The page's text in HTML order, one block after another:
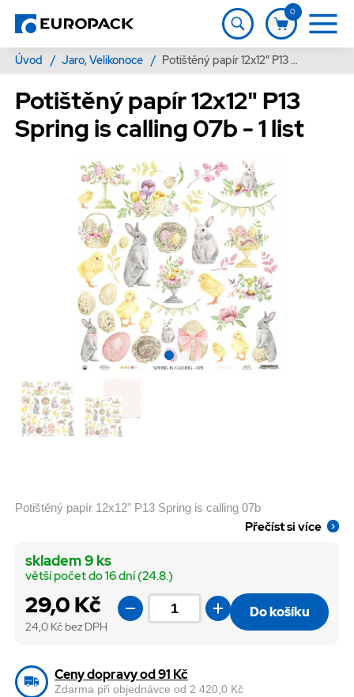
0
Úvod / Jaro, Velikonoce / Potištěný papír 12x12" P13 Spring is calling 07b - 1 list
Potištěný papír 12x12" P13
Spring is calling 07b - 1 list
Potištěný papír 12x12" P13 Spring is calling 07b
Přečíst si více
29,0 Kč
24,0 Kč bez DPH
skladem 9 ks
větší počet do 16 dní (24.8.)
Do košíku
Ceny dopravy od 91 Kč
Zdarma při objednávce od 2 420,0 Kč